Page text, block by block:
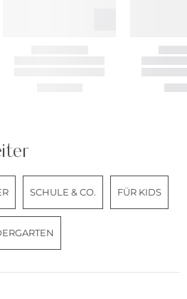
SCHULE & CO. FÜR KIDS